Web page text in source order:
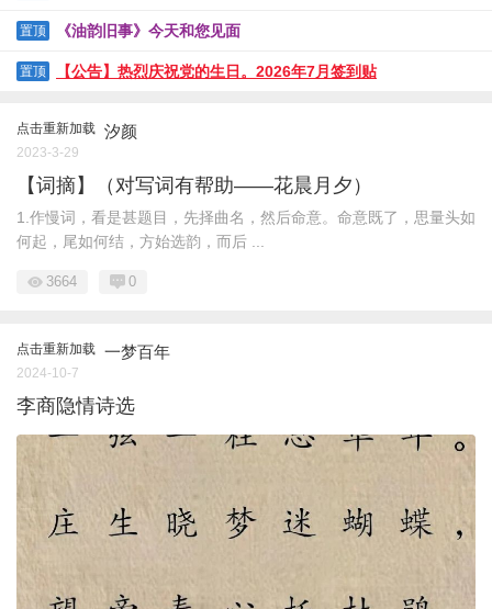
置顶 《油韵旧事》今天和您见面
置顶 【公告】热烈庆祝党的生日。2026年7月签到贴
点击重新加载 汐颜
2023-3-29
【词摘】（对写词有帮助——花晨月夕）
1.作慢词，看是甚题目，先择曲名，然后命意。命意既了，思量头如
何起，尾如何结，方始选韵，而后 ...
3664 0
点击重新加载 一梦百年
2024-10-7
李商隐情诗选